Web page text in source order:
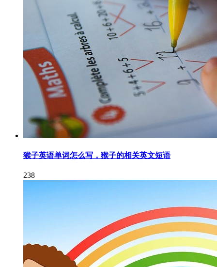
猴子英语单词怎么写，猴子的相关英文短语
238